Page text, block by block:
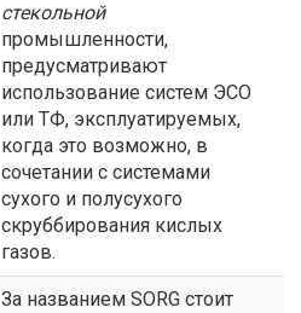
стекольной
промышленности,
предусматривают
использование систем ЭСО
или ТФ, эксплуатируемых,
когда это возможно, в
сочетании с системами
сухого и полусухого
скруббирования кислых
газов.
За названием SORG стоит